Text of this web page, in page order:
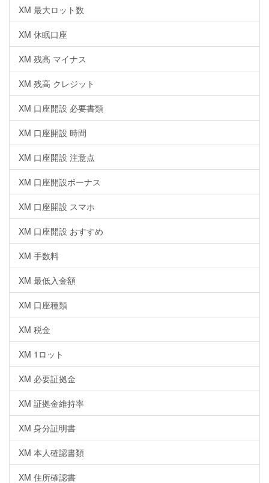
XM 最大ロット数
XM 休眠口座
XM 残高 マイナス
XM 残高 クレジット
XM 口座開設 必要書類
XM 口座開設 時間
XM 口座開設 注意点
XM 口座開設ボーナス
XM 口座開設 スマホ
XM 口座開設 おすすめ
XM 手数料
XM 最低入金額
XM 口座種類
XM 税金
XM 1ロット
XM 必要証拠金
XM 証拠金維持率
XM 身分証明書
XM 本人確認書類
XM 住所確認書